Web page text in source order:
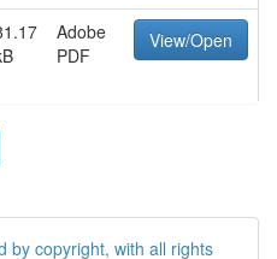
Adobe
PDF
View/Open
by copyright, with all rights